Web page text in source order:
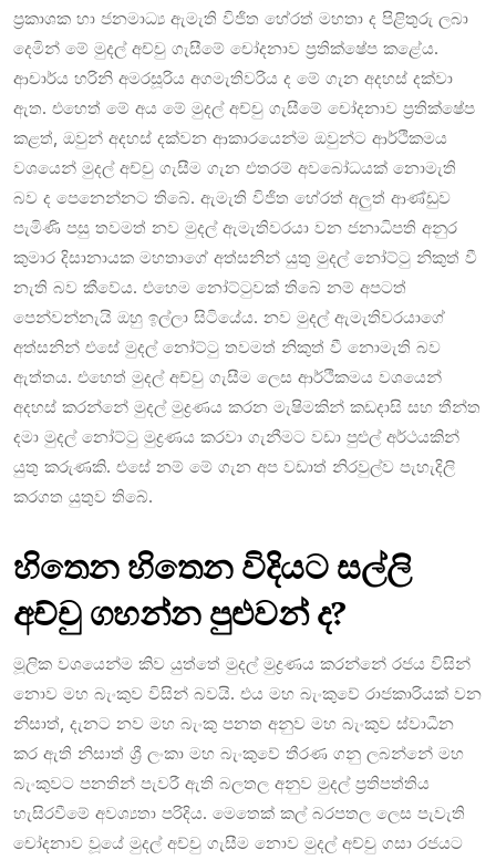
ප්‍රකාශක හා ජනමාධ්‍ය ඇමැති විජිත හේරත් මහතා ද පිළිතුරු ලබා
දෙමින් මේ මුදල් අච්චු ගැසීමේ චෝදනාව ප්‍රතික්ෂේප කළේය.
ආචාර්ය හරිනි අමරසූරිය අගමැතිවරිය ද මේ ගැන අදහස් දක්වා
ඇත. එහෙත් මේ අය මේ මුදල් අච්චු ගැසීමේ චෝදනාව ප්‍රතික්ෂේප
කළත්, ඔවුන් අදහස් දක්වන ආකාරයෙන්ම ඔවුන්ට ආර්ථිකමය
වශයෙන් මුදල් අච්චු ගැසීම ගැන එතරම් අවබෝධයක් නොමැති
බව ද පෙනෙන්නට තිබේ. ඇමැති විජිත හේරත් අලුත් ආණ්ඩුව
පැමිණි පසු තවමත් නව මුදල් ඇමැතිවරයා වන ජනාධිපති අනුර
කුමාර දිසානායක මහතාගේ අත්සනින් යුතු මුදල් නෝට්ටු නිකුත් වී
නැති බව කීවේය. එහෙම නෝට්ටුවක් තිබේ නම් අපටත්
පෙන්වන්නැයි ඔහු ඉල්ලා සිටියේය. නව මුදල් ඇමැතිවරයාගේ
අත්සනින් එසේ මුදල් නෝට්ටු තවමත් නිකුත් වී නොමැති බව
ඇත්තය. එහෙත් මුදල් අච්චු ගැසීම ලෙස ආර්ථිකමය වශයෙන්
අදහස් කරන්නේ මුදල් මුද්‍රණය කරන මැෂිමකින් කඩදාසි සහ තීන්ත
දමා මුදල් නෝට්ටු මුද්‍රණය කරවා ගැනීමට වඩා පුළුල් අර්ථයකින්
යුතු කරුණකි. එසේ නම් මේ ගැන අප වඩාත් නිරවුල්ව පැහැදිලි
කරගත යුතුව තිබේ.
හිතෙන හිතෙන විදියට සල්ලි
අච්චු ගහන්න පුළුවන් ද?
මූලික වශයෙන්ම කිව යුත්තේ මුදල් මුද්‍රණය කරන්නේ රජය විසින්
නොව මහ බැංකුව විසින් බවයි. එය මහ බැංකුවේ රාජකාරියක් වන
නිසාත්, දැනට නව මහ බැංකු පනත අනුව මහ බැංකුව ස්වාධීන
කර ඇති නිසාත් ශ්‍රී ලංකා මහ බැංකුවේ තීරණ ගනු ලබන්නේ මහ
බැංකුවට පනතින් පැවරී ඇති බලතල අනුව මුදල් ප්‍රතිපත්තිය
හැසිරවීමේ අවශ්‍යතා පරිදිය. මෙතෙක් කල් බරපතල ලෙස පැවැති
චෝදනාව වූයේ මුදල් අච්චු ගැසීම නොව මුදල් අච්චු ගසා රජයට